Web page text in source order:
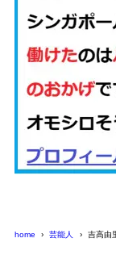
home 芸能人 吉高由